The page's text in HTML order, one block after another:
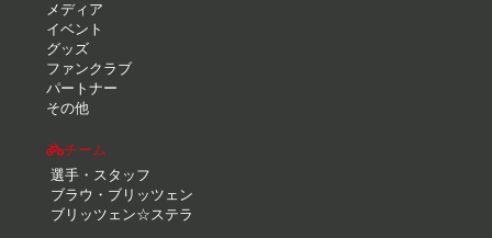
メディア
イベント
グッズ
ファンクラブ
パートナー
その他
チーム
選手・スタッフ
ブラウ・ブリッツェン
ブリッツェン☆ステラ